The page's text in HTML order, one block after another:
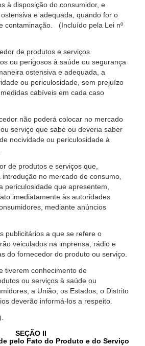
à disposição do consumidor, e
e adequada, quando for o
contaminação. (Incluído pela Lei nº
de produtos e serviços
ou perigosos à saúde ou segurança
ostensiva e adequada, a
ou periculosidade, sem prejuízo
cabíveis em cada caso
não poderá colocar no mercado
serviço que sabe ou deveria saber
nocividade ou periculosidade à
de produtos e serviços que,
no mercado de consumo,
periculosidade que apresentem,
imediatamente às autoridades
mediante anúncios
publicitários a que se refere o
veiculados na imprensa, rádio e
do fornecedor do produto ou serviço.
tiverem conhecimento de
ou serviços à saúde ou
a União, os Estados, o Distrito
deverão informá-los a respeito.
SEÇÃO II
pelo Fato do Produto e do Serviço